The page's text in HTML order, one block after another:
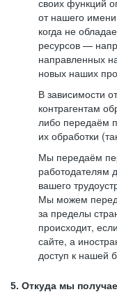
своих функций
от нашего
когда не
ресурсов —
направленных
новых наших
В зависимости
контрагентам
либо передаём
их обработки
Мы передаём
работодателям
вашего
Мы можем
за пределы
происходит,
сайте, а
доступ к нашей
5. Откуда мы